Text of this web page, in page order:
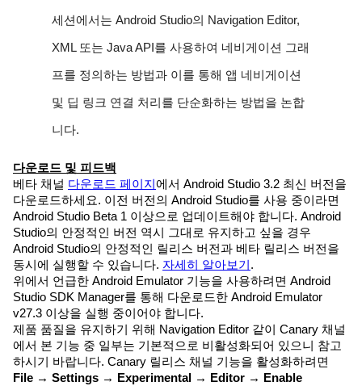
세션에서는 Android Studio의 Navigation Editor,
XML 또는 Java API를 사용하여 네비게이션 그래
프를 정의하는 방법과 이를 통해 앱 네비게이션
및 딥 링크 연결 처리를 단순화하는 방법을 논합
니다.
다운로드 및 피드백
베타 채널 다운로드 페이지 에서 Android Studio 3.2 최신 버전을
다운로드하세요. 이전 버전의 Android Studio를 사용 중이라면
Android Studio Beta 1 이상으로 업데이트해야 합니다. Android
Studio의 안정적인 버전 역시 그대로 유지하고 싶을 경우
Android Studio의 안정적인 릴리스 버전과 베타 릴리스 버전을
동시에 실행할 수 있습니다. 자세히 알아보기 .
위에서 언급한 Android Emulator 기능을 사용하려면 Android
Studio SDK Manager를 통해 다운로드한 Android Emulator
v27.3 이상을 실행 중이어야 합니다.
제품 품질을 유지하기 위해 Navigation Editor 같이 Canary 채널
에서 본 기능 중 일부는 기본적으로 비활성화되어 있으니 참고
하시기 바랍니다. Canary 릴리스 채널 기능을 활성화하려면
File → Settings → Experimental → Editor → Enable